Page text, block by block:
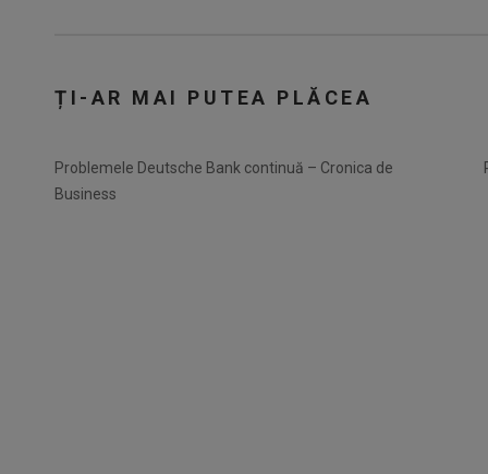
ȚI-AR MAI PUTEA PLĂCEA
Problemele Deutsche Bank continuă – Cronica de
Business